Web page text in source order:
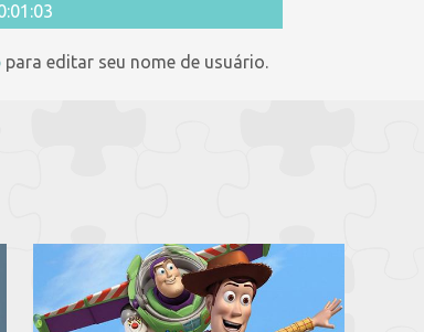
para editar seu nome de usuário.